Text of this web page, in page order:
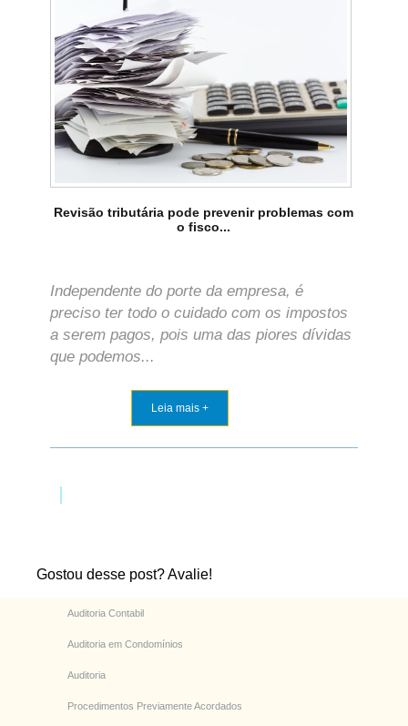
Revisão tributária pode prevenir problemas com
o fisco...
Independente do porte da empresa, é
preciso ter todo o cuidado com os impostos
a serem pagos, pois uma das piores dívidas
que podemos...
Leia mais +
Gostou desse post? Avalie!
Auditoria Contabil
Auditoria em Condomínios
Auditoria
Procedimentos Previamente Acordados